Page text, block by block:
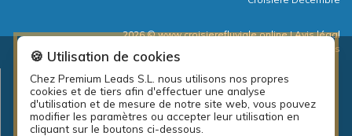
2026 © www.croisierefluviale.online | Avis légal
| Politique de confidentialité
| ⚙ Cookies
Plan d’emplois local de la diputación de A Coruña: PEL Emprende
actividades 2018.
🍪 Utilisation de cookies
Chez Premium Leads S.L. nous utilisons nos propres
cookies et de tiers afin d'effectuer une analyse
d'utilisation et de mesure de notre site web, vous pouvez
modifier les paramètres ou accepter leur utilisation en
cliquant sur le boutons ci-dessous.